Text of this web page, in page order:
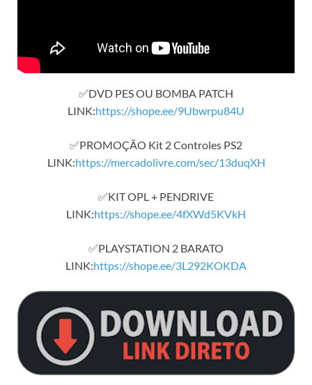
✅DVD PES OU BOMBA PATCH
LINK:https://shope.ee/9Ubwrpu84U
✅PROMOÇÃO Kit 2 Controles PS2
LINK:https://mercadolivre.com/sec/13duqXH
✅KIT OPL + PENDRIVE
LINK:https://shope.ee/4fXWd5KVkH
✅PLAYSTATION 2 BARATO
LINK:https://shope.ee/3L292KOKDA